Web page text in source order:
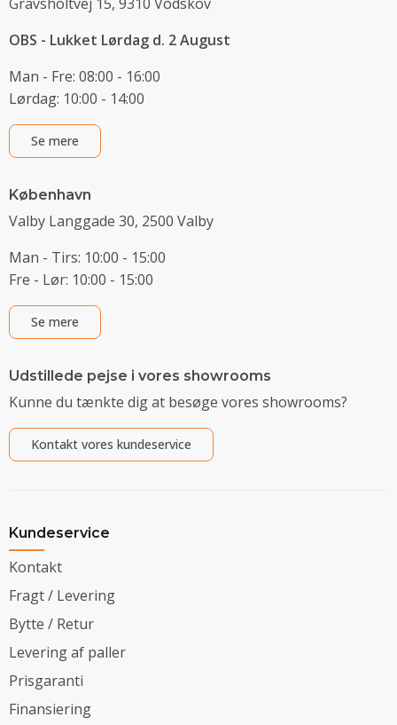
OBS - Lukket Lørdag d. 2 August
Man - Fre: 08:00 - 16:00
Lørdag: 10:00 - 14:00
Se mere
København
Valby Langgade 30, 2500 Valby
Man - Tirs: 10:00 - 15:00
Fre - Lør: 10:00 - 15:00
Se mere
Udstillede pejse i vores showrooms
Kunne du tænkte dig at besøge vores showrooms?
Kontakt vores kundeservice
Kundeservice
Kontakt
Fragt / Levering
Bytte / Retur
Levering af paller
Prisgaranti
Finansiering